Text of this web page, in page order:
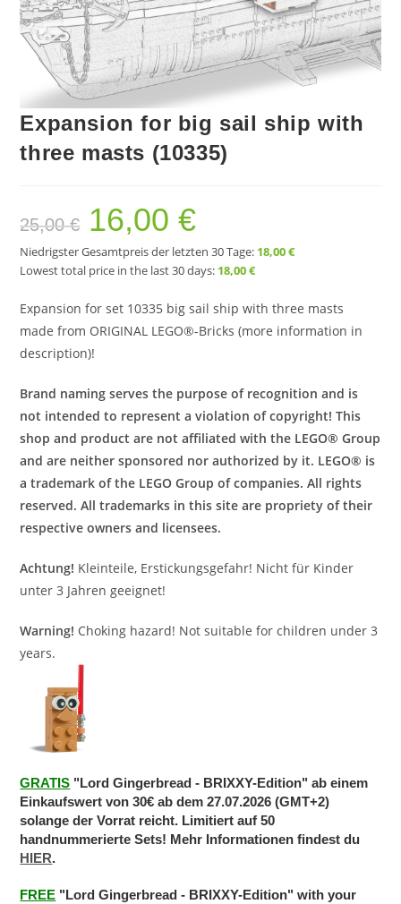
Expansion for big sail ship with
three masts (10335)
25,00€
Ursprünglicher
Preis
war:
25,00 €
16,00€Aktueller
16,00 €.
Niedrigster Gesamtpreis der letzten 30 Tage: 18,00€
Lowest total price in the last 30 days: 18,00€
Expansion for set 10335 big sail ship with three masts
made from ORIGINAL LEGO®-Bricks (more information in
description)!
Brand naming serves the purpose of recognition and is
not intended to represent a violation of copyright! This
shop and product are not affiliated with the LEGO® Group
and are neither sponsored nor authorized by it. LEGO® is
a trademark of the LEGO Group of companies. All rights
reserved. All trademarks in this site are propriety of their
respective owners and licensees.
Achtung! Kleinteile, Erstickungsgefahr! Nicht für Kinder
unter 3 Jahren geeignet!
Warning! Choking hazard! Not suitable for children under 3
years.
GRATIS "Lord Gingerbread - BRIXXY-Edition" ab einem
Einkaufswert von 30€ ab dem 27.07.2026 (GMT+2)
solange der Vorrat reicht. Limitiert auf 50
handnummerierte Sets! Mehr Informationen findest du
HIER.
FREE "Lord Gingerbread - BRIXXY-Edition" with your